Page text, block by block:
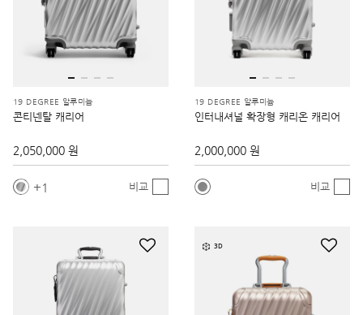
19 DEGREE 알루미늄
콘티넨탈 캐리어
2,050,000 원
1 비교
19 DEGREE 알루미늄
인터내셔널 확장형 캐리온 캐리어
2,000,000 원
비교
3D